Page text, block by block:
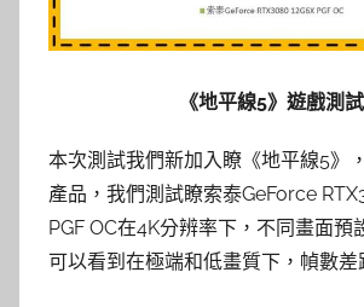
《地平線5》遊戲測試
本次測試我們新加入瞭《地平線5》
產品，我們測試瞭索泰GeForce
PGF OC在4K分辨率下，不同畫面預
可以看到在極端和低畫質下，幀數差